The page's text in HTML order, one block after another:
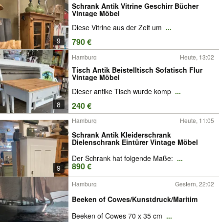
9
Schrank Antik Vitrine Geschirr Bücher
Vintage Möbel
Diese Vitrine aus der Zeit um ...
790 €
8
Hamburg Heute, 13:02
Tisch Antik Beistelltisch Sofatisch Flur
Vintage Möbel
Dieser antike Tisch wurde komp ...
240 €
9
Hamburg Heute, 11:05
Schrank Antik Kleiderschrank
Dielenschrank Eintürer Vintage Möbel
Der Schrank hat folgende Maße: ...
890 €
Hamburg Gestern, 22:02
Beeken of Cowes/Kunstdruck/Maritim
Beeken of Cowes 70 x 35 cm ...